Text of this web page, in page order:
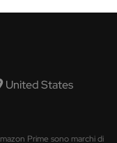
United States
Prime sono marchi di